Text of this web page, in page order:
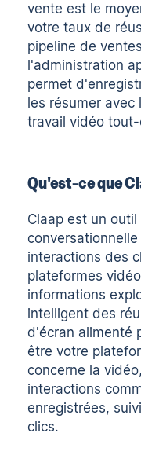
vente est le
votre taux de
pipeline de
l'administration
permet
les résumer
travail vidéo
Qu'est-ce que
Claap est un
interactions des
plateformes
informations
intelligent des
d'écran alimenté
être votre
concerne la
interactions
enregistrées,
clics.